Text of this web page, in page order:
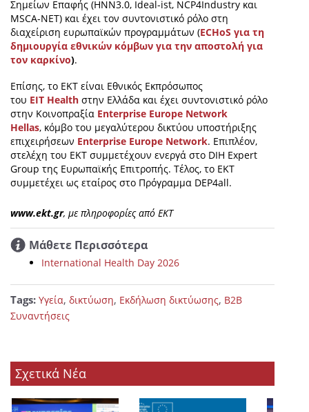
Σημείων Επαφής (ΗΝΝ3.0, Ideal-ist, NCP4Industry και
MSCA-NET) και έχει τον συντονιστικό ρόλο στη
διαχείριση ευρωπαϊκών προγραμμάτων (ECHoS για τη
δημιουργία εθνικών κόμβων για την αποστολή για
τον καρκίνο).
Επίσης, το ΕΚΤ είναι Εθνικός Εκπρόσωπος
του EIT Health στην Ελλάδα και έχει συντονιστικό ρόλο
στην Κοινοπραξία Enterprise Europe Network
Hellas, κόμβο του μεγαλύτερου δικτύου υποστήριξης
επιχειρήσεων Enterprise Europe Network. Επιπλέον,
στελέχη του ΕΚΤ συμμετέχουν ενεργά στο DIH Expert
Group της Ευρωπαϊκής Επιτροπής. Τέλος, το ΕΚΤ
συμμετέχει ως εταίρος στο Πρόγραμμα DEP4all.
www.ekt.gr, με πληροφορίες από ΕΚΤ
Μάθετε Περισσότερα
International Health Day 2026
Tags: Υγεία, δικτύωση, Εκδήλωση δικτύωσης, B2B
Συναντήσεις
Σχετικά Νέα